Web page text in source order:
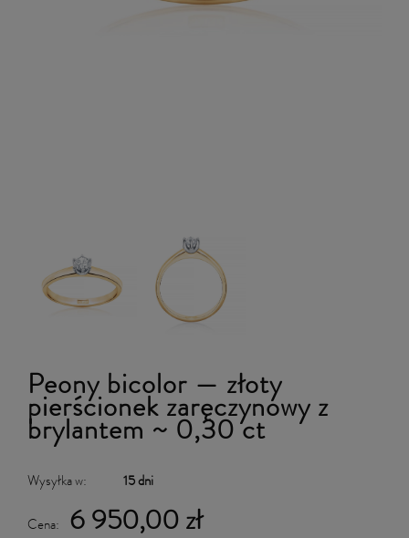
Peony bicolor — złoty
pierścionek zaręczynowy z
brylantem ~ 0,30 ct
Wysyłka w: 15 dni
Cena: 6 950,00 zł